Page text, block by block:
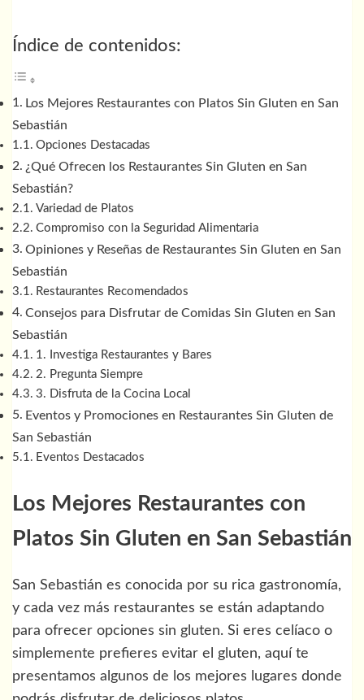
Índice de contenidos:
Los Mejores Restaurantes con Platos Sin Gluten en San
Sebastián
Opciones Destacadas
¿Qué Ofrecen los Restaurantes Sin Gluten en San
Sebastián?
Variedad de Platos
Compromiso con la Seguridad Alimentaria
Opiniones y Reseñas de Restaurantes Sin Gluten en San
Sebastián
Restaurantes Recomendados
Consejos para Disfrutar de Comidas Sin Gluten en San
Sebastián
1. Investiga Restaurantes y Bares
2. Pregunta Siempre
3. Disfruta de la Cocina Local
Eventos y Promociones en Restaurantes Sin Gluten de
San Sebastián
Eventos Destacados
Los Mejores Restaurantes con
Platos Sin Gluten en San Sebastián
San Sebastián es conocida por su rica gastronomía,
y cada vez más restaurantes se están adaptando
para ofrecer opciones sin gluten. Si eres celíaco o
simplemente prefieres evitar el gluten, aquí te
presentamos algunos de los mejores lugares donde